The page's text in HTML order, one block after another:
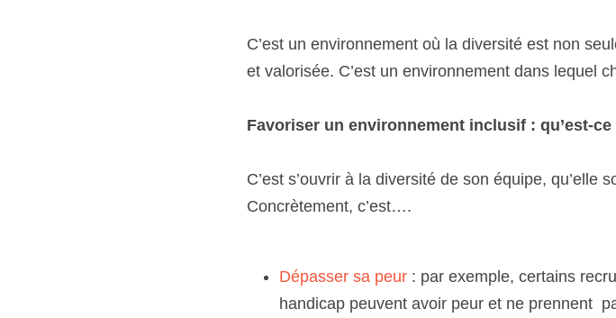
C’est un environnement où la diversité est non
et valorisée. C’est un environnement dans lequel
Favoriser un environnement inclusif : qu’est-
C’est s’ouvrir à la diversité de son équipe, qu’elle
Concrètement, c’est….
Dépasser sa peur : par exemple, certains
handicap peuvent avoir peur et ne prennent